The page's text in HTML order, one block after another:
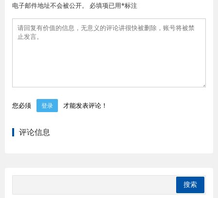
电子邮件地址不会被公开。 必填项已用*标注
您必须 登录 才能发表评论！
评论信息